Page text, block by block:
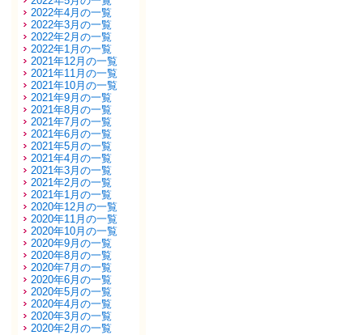
2022年4月の一覧
2022年3月の一覧
2022年2月の一覧
2022年1月の一覧
2021年12月の一覧
2021年11月の一覧
2021年10月の一覧
2021年9月の一覧
2021年8月の一覧
2021年7月の一覧
2021年6月の一覧
2021年5月の一覧
2021年4月の一覧
2021年3月の一覧
2021年2月の一覧
2021年1月の一覧
2020年12月の一覧
2020年11月の一覧
2020年10月の一覧
2020年9月の一覧
2020年8月の一覧
2020年7月の一覧
2020年6月の一覧
2020年5月の一覧
2020年4月の一覧
2020年3月の一覧
2020年2月の一覧